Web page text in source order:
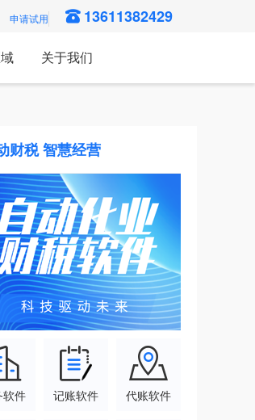
13611382429
关于我们
财税 智慧经营
软件 记账软件 代账软件